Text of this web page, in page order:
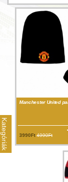
Kategóriák
Manchester United
3990Ft 4990Ft